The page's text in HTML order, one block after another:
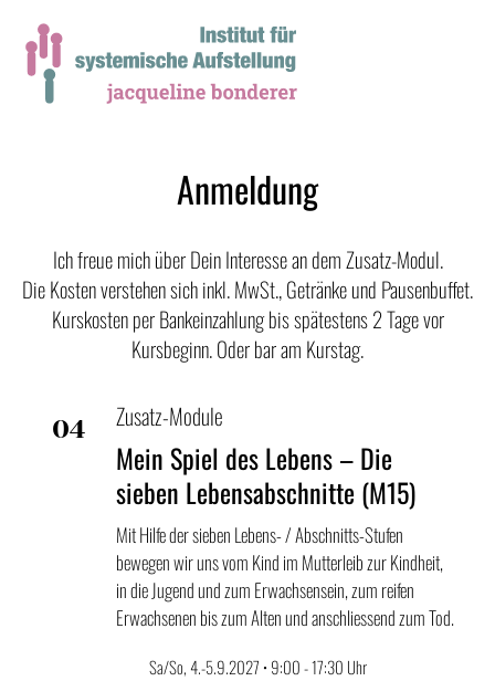
Anmeldung
Ich freue mich über Dein Interesse an dem Zusatz-Modul.
Die Kosten verstehen sich inkl. MwSt., Getränke und Pausenbuffet.
Kurskosten per Bankeinzahlung bis spätestens 2 Tage vor
Kursbeginn. Oder bar am Kurstag.
04 Zusatz-Module
Mein Spiel des Lebens – Die
sieben Lebensabschnitte (M15)
Mit Hilfe der sieben Lebens- / Abschnitts-Stufen
bewegen wir uns vom Kind im Mutterleib zur Kindheit,
in die Jugend und zum Erwachsensein, zum reifen
Erwachsenen bis zum Alten und anschliessend zum Tod.
Sa/So, 4.-5.9.2027 • 9:00 - 17:30 Uhr